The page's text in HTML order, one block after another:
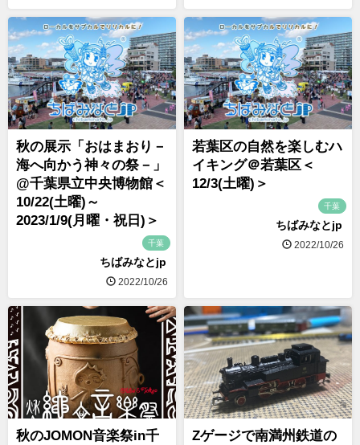
秋の展示「おはまおり－
海へ向かう神々の祭－」
@千葉県立中央博物館＜
10/22(土曜)～
2023/1/9(月曜・祝日)＞
千葉
ちばみなとjp
2022/10/26
若葉区の自然を楽しむハ
イキング＠若葉区＜
12/3(土曜)＞
千葉
ちばみなとjp
2022/10/26
秋のJOMON音楽祭in千
Zゲージで南満州鉄道の